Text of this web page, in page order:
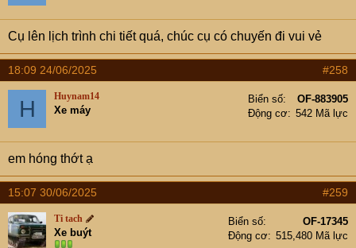
Cụ lên lịch trình chi tiết quá, chúc cụ có chuyến đi vui vẻ
18:09 24/06/2025 #258
H Huynam14
Xe máy
Biển số
OF-883905
Động cơ
542 Mã lực
em hóng thớt ạ
15:07 30/06/2025 #259
Ti tach
Xe buýt
Biển số
OF-17345
Động cơ
515,480 Mã lực